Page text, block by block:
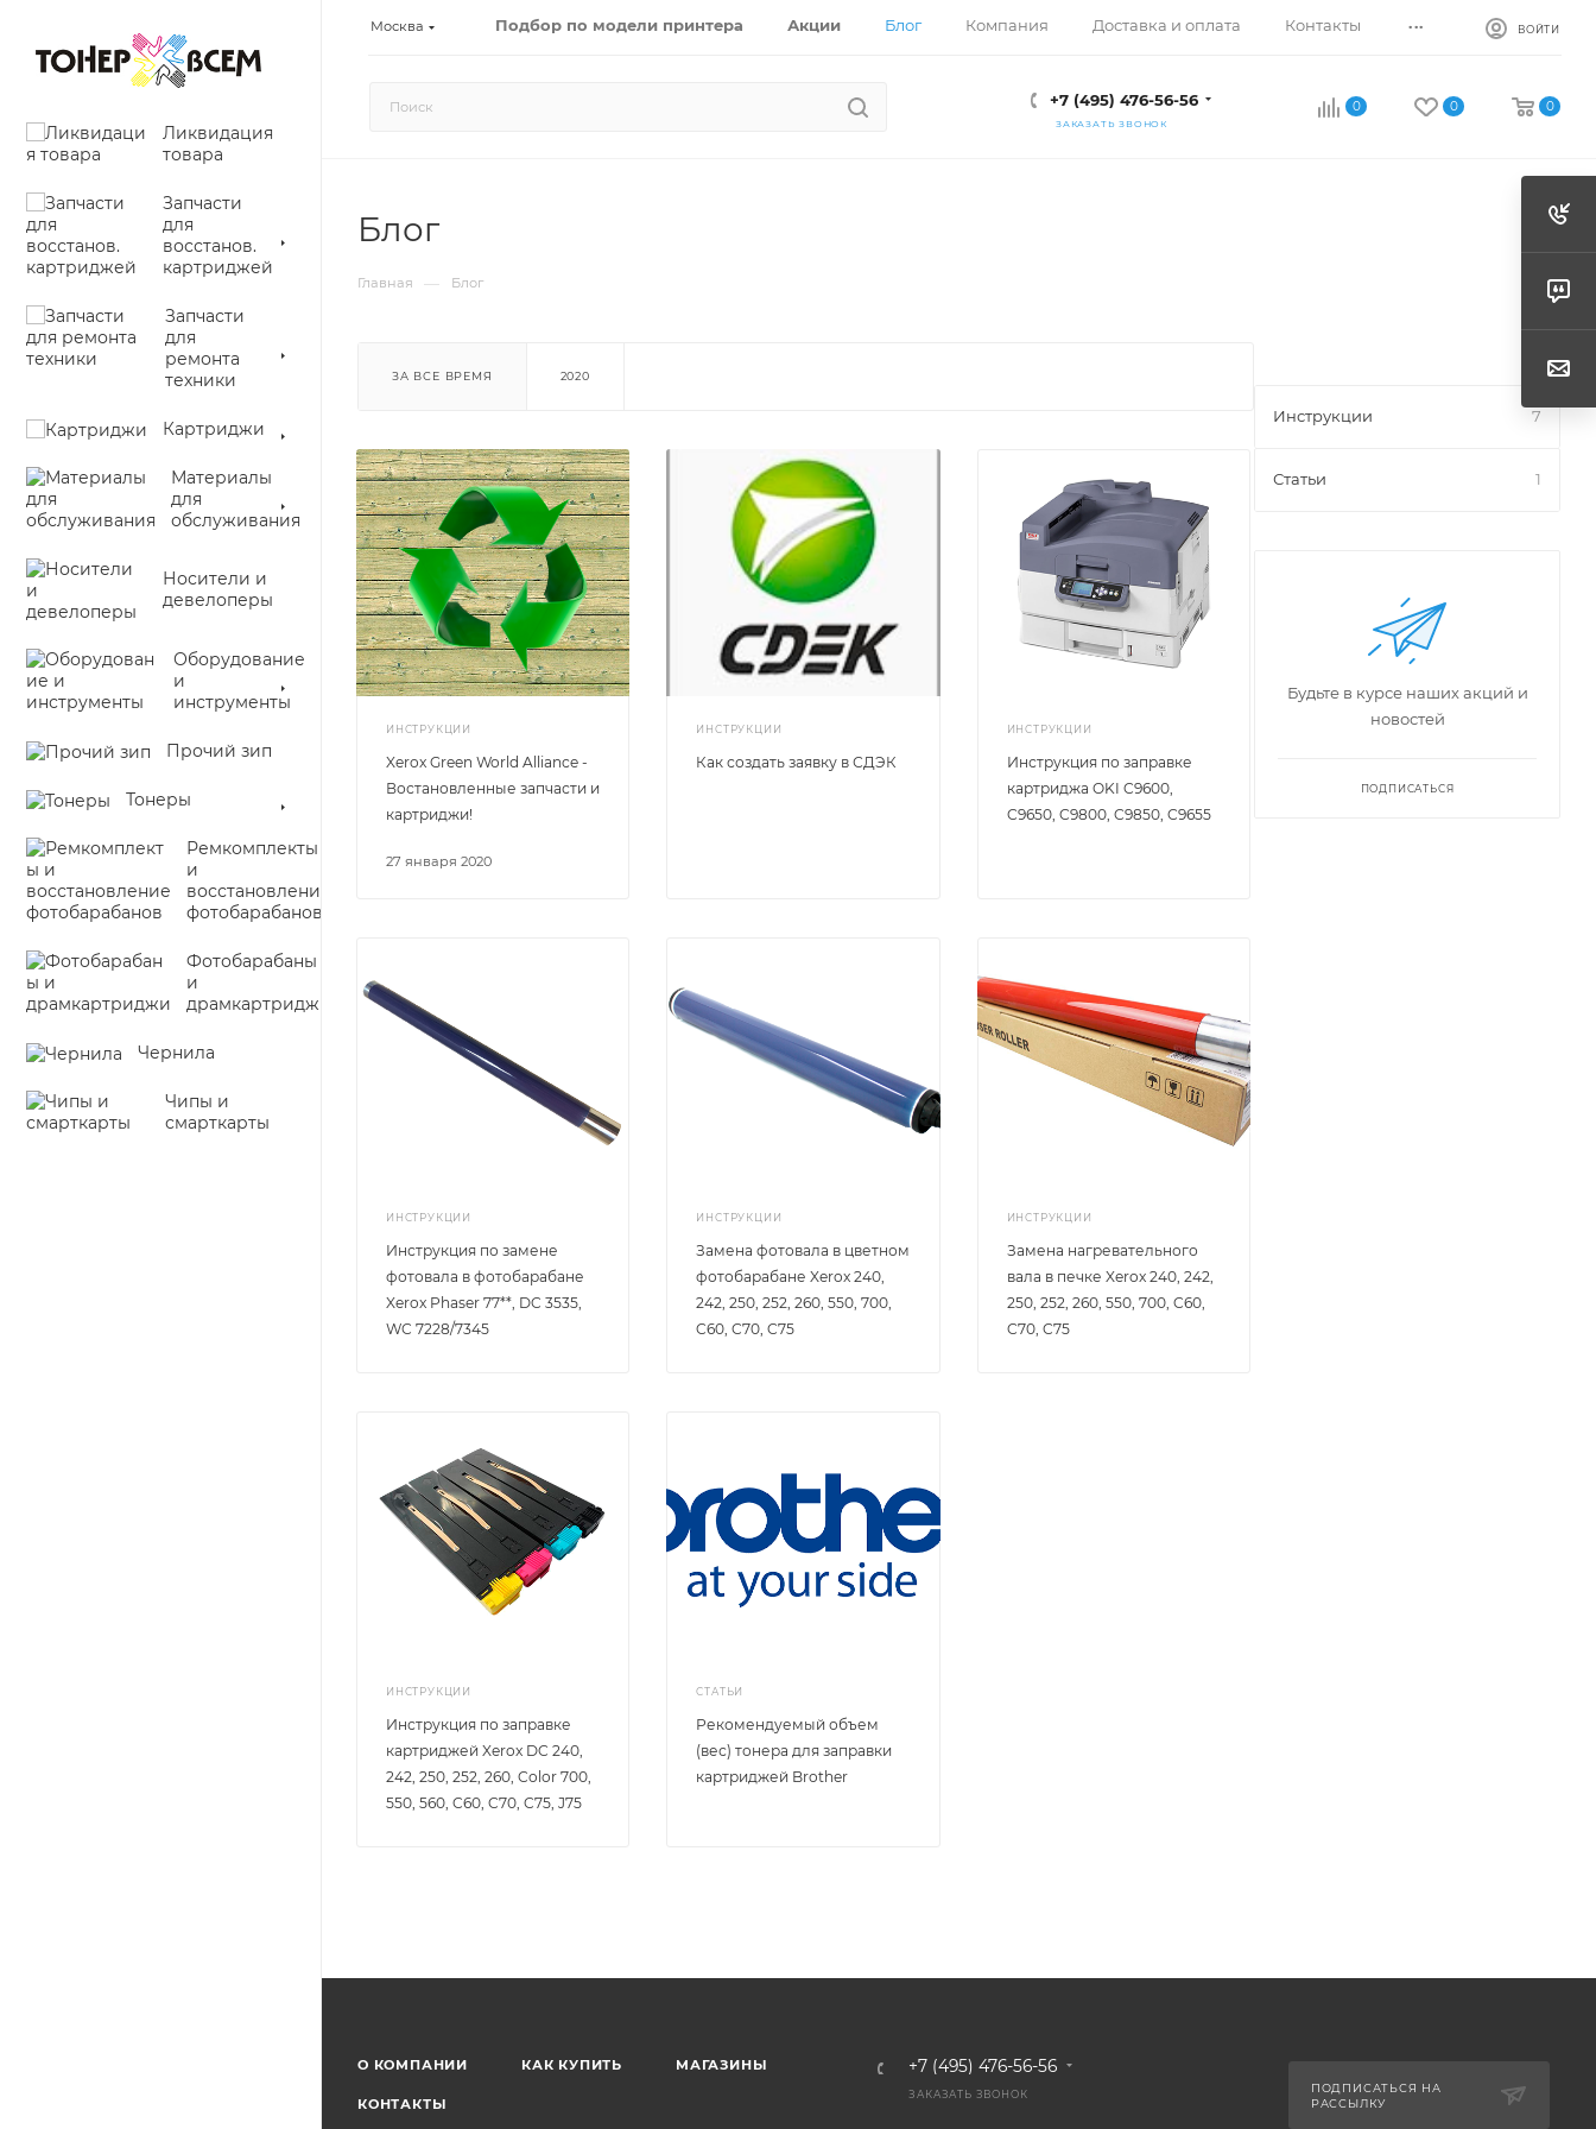
Москва Подбор по модели принтера Акции Блог Компания Доставка и оплата Контакты ... ВОЙТИ
+7 (495) 476-56-56
ЗАКАЗАТЬ ЗВОНОК
0 0 0
Ликвидация
товара
Запчасти
для
восстанов.
картриджей
Запчасти
для
ремонта
техники
Картриджи
Материалы
для
обслуживания
Носители и
девелоперы
Оборудование
и
инструменты
Прочий зип
Тонеры
Ремкомплекты
и
восстановление
фотобарабанов
Фотобарабаны
и
драмкартриджи
Чернила
Чипы и
смарткарты
Блог
Главная — Блог
ЗА ВСЕ ВРЕМЯ 2020
ИНСТРУКЦИИ
27 января 2020
Xerox Green World Alliance -
Востановленные запчасти и
картриджи!
ИНСТРУКЦИИ
Как создать заявку в СДЭК
ИНСТРУКЦИИ
Инструкция по заправке
картриджа OKI C9600,
C9650, C9800, C9850, C9655
ИНСТРУКЦИИ
Инструкция по замене
фотовала в фотобарабане
Xerox Phaser 77**, DC 3535,
WC 7228/7345
ИНСТРУКЦИИ
Замена фотовала в цветном
фотобарабане Xerox 240,
242, 250, 252, 260, 550, 700,
C60, C70, C75
ИНСТРУКЦИИ
Замена нагревательного
вала в печке Xerox 240, 242,
250, 252, 260, 550, 700, C60,
C70, C75
ИНСТРУКЦИИ
Инструкция по заправке
картриджей Xerox DC 240,
242, 250, 252, 260, Color 700,
550, 560, C60, C70, C75, J75
СТАТЬИ
Рекомендуемый объем
(вес) тонера для заправки
картриджей Brother
Инструкции 7
Статьи 1
Будьте в курсе наших акций и
новостей
ПОДПИСАТЬСЯ
О КОМПАНИИ КАК КУПИТЬ МАГАЗИНЫ
КОНТАКТЫ
+7 (495) 476-56-56
ЗАКАЗАТЬ ЗВОНОК
ПОДПИСАТЬСЯ НА
РАССЫЛКУ